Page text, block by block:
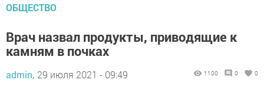
ОБЩЕСТВО
Врач назвал продукты, приводящие к
камням в почках
admin, 29 июля 2021 - 09:49 1100 0 0